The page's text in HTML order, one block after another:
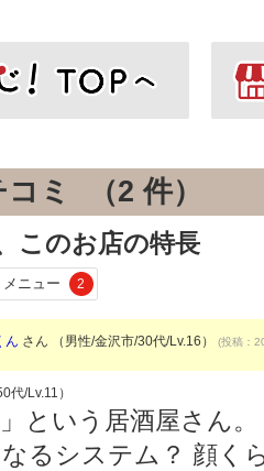
コミ （2 件）
このお店の特長
メニュー 2
ん さん （男性/金沢市/30代/Lv.16） (投稿：
代/Lv.11）
という居酒屋さん
るシステム？ 顔く